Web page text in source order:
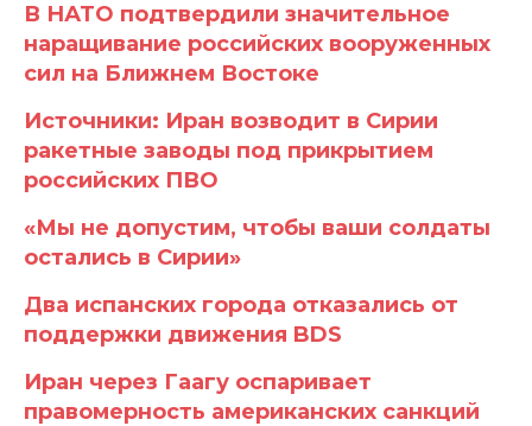
В НАТО подтвердили значительное
наращивание российских вооруженных
сил на Ближнем Востоке
Источники: Иран возводит в Сирии
ракетные заводы под прикрытием
российских ПВО
«Мы не допустим, чтобы ваши солдаты
остались в Сирии»
Два испанских города отказались от
поддержки движения BDS
Иран через Гаагу оспаривает
правомерность американских санкций